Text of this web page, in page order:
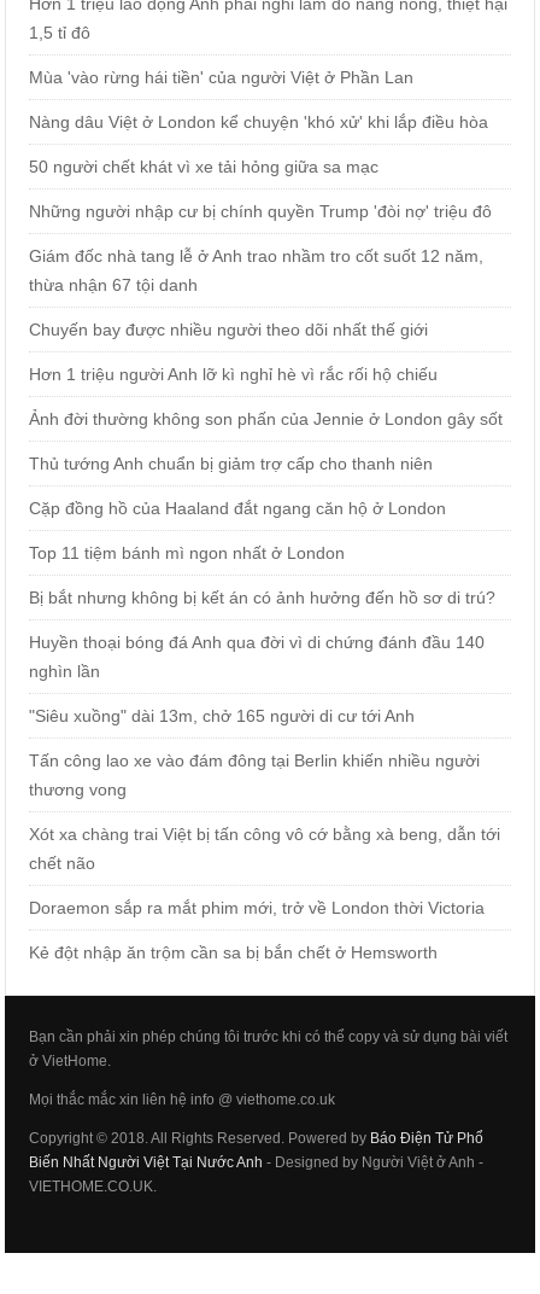
1,5 tỉ đô
Mùa 'vào rừng hái tiền' của người Việt ở Phần Lan
Nàng dâu Việt ở London kể chuyện 'khó xử' khi lắp điều hòa
50 người chết khát vì xe tải hỏng giữa sa mạc
Những người nhập cư bị chính quyền Trump 'đòi nợ' triệu đô
Giám đốc nhà tang lễ ở Anh trao nhầm tro cốt suốt 12 năm,
thừa nhận 67 tội danh
Chuyến bay được nhiều người theo dõi nhất thế giới
Hơn 1 triệu người Anh lỡ kì nghỉ hè vì rắc rối hộ chiếu
Ảnh đời thường không son phấn của Jennie ở London gây sốt
Thủ tướng Anh chuẩn bị giảm trợ cấp cho thanh niên
Cặp đồng hồ của Haaland đắt ngang căn hộ ở London
Top 11 tiệm bánh mì ngon nhất ở London
Bị bắt nhưng không bị kết án có ảnh hưởng đến hồ sơ di trú?
Huyền thoại bóng đá Anh qua đời vì di chứng đánh đầu 140
nghìn lần
"Siêu xuồng" dài 13m, chở 165 người di cư tới Anh
Tấn công lao xe vào đám đông tại Berlin khiến nhiều người
thương vong
Xót xa chàng trai Việt bị tấn công vô cớ bằng xà beng, dẫn tới
chết não
Doraemon sắp ra mắt phim mới, trở về London thời Victoria
Kẻ đột nhập ăn trộm cần sa bị bắn chết ở Hemsworth
Bạn cần phải xin phép chúng tôi trước khi có thể copy và sử dụng bài viết
ở VietHome.
Mọi thắc mắc xin liên hệ info @ viethome.co.uk
Copyright © 2018. All Rights Reserved. Powered by Báo Điện Tử Phổ
Biến Nhất Người Việt Tại Nước Anh - Designed by Người Việt ở Anh -
VIETHOME.CO.UK.